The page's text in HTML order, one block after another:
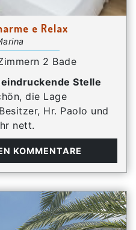
e Relax
2 Bade
Stelle
die Lage
Hr. Paolo und
nett.
KOMMENTARE